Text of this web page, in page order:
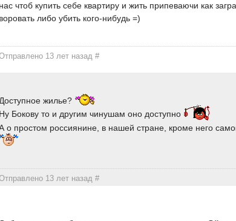
нас чтоб купить себе квартиру и жить припеваючи как
воровать либо убить кого-нибудь =)
13 лет назад#
Доступное жилье?
Ну Бокову то и другим чинушам оно доступно
о простом россиянине, в нашей стране, кроме него
13 лет назад#